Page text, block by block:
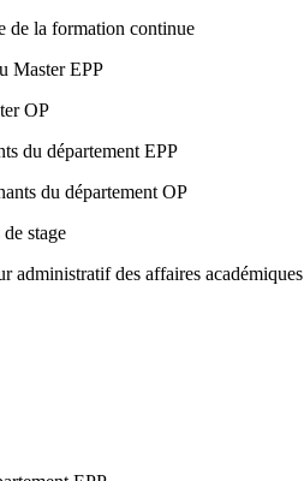
la formation continue
Master EPP
OP
du département EPP
du département OP
stage
des affaires académiques